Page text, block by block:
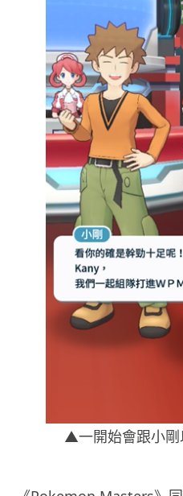
▲一開始會跟小剛